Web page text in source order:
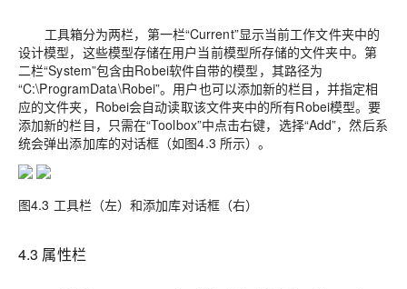
工具箱分为两栏，第一栏“Current”显示当前工作文件夹中的
设计模型，这些模型存储在用户当前模型所存储的文件夹中。第
二栏“System”包含由Robei软件自带的模型，其路径为
“C:\ProgramData\Robei”。用户也可以添加新的栏目，并指定相
应的文件夹，Robei会自动读取该文件夹中的所有Robei模型。要
添加新的栏目，只需在“Toolbox”中点击右键，选择“Add”，然后系
统会弹出添加库的对话框（如图4.3 所示）。
图4.3 工具栏（左）和添加库对话框（右）
4.3 属性栏